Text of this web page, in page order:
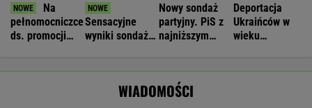
Na
pełnomocniczce
ds. promocji
Sensacyjne
wyniki sondażu
Nowy sondaż
partyjny. PiS z
najniższym
Deportacja
Ukraińców w
wieku
WIADOMOŚCI